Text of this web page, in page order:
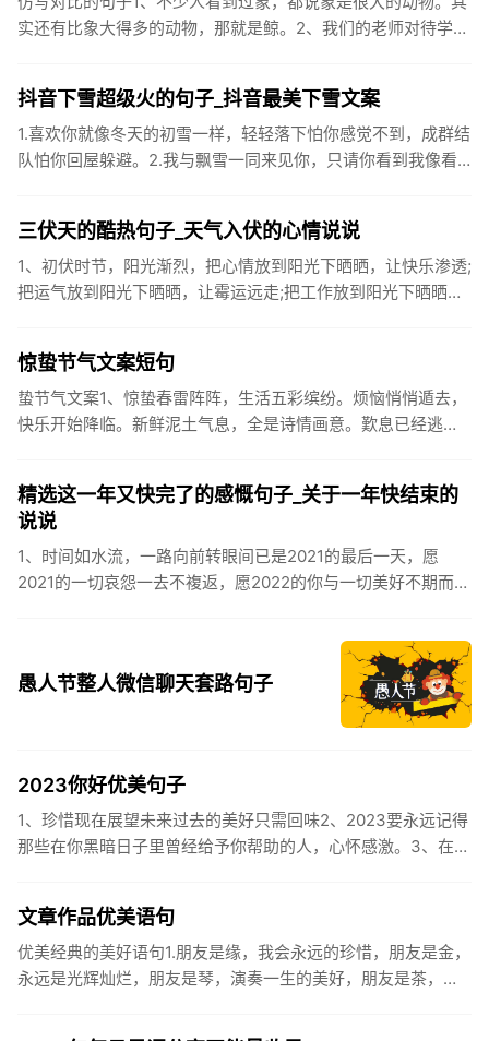
实还有比象大得多的动物，那就是鲸。2、我们的老师对待学生
抖音下雪超级火的句子_抖音最美下雪文案
1.喜欢你就像冬天的初雪一样，轻轻落下怕你感觉不到，成群结
队怕你回屋躲避。2.我与飘雪一同来见你，只请你看到我像看
三伏天的酷热句子_天气入伏的心情说说
1、初伏时节，阳光渐烈，把心情放到阳光下晒晒，让快乐渗透;
把运气放到阳光下晒晒，让霉运远走;把工作放到阳光下晒晒，
惊蛰节气文案短句
蛰节气文案1、惊蛰春雷阵阵，生活五彩缤纷。烦恼悄悄遁去，
快乐开始降临。新鲜泥土气息，全是诗情画意。歎息已经逃
精选这一年又快完了的感慨句子_关于一年快结束的
说说
1、时间如水流，一路向前转眼间已是2021的最后一天，愿
2021的一切哀怨一去不複返，愿2022的你与一切美好不期而
愚人节整人微信聊天套路句子
2023你好优美句子
1、珍惜现在展望未来过去的美好只需回味2、2023要永远记得
那些在你黑暗日子里曾经给予你帮助的人，心怀感激。3、在苦
文章作品优美语句
优美经典的美好语句1.朋友是缘，我会永远的珍惜，朋友是金，
永远是光辉灿烂，朋友是琴，演奏一生的美好，朋友是茶，品